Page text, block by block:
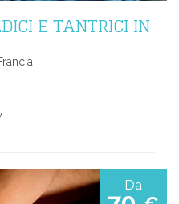
E TANTRICI IN
Da